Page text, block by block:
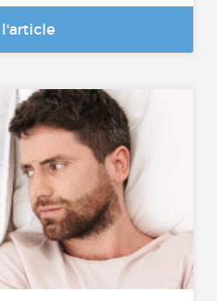
l'article